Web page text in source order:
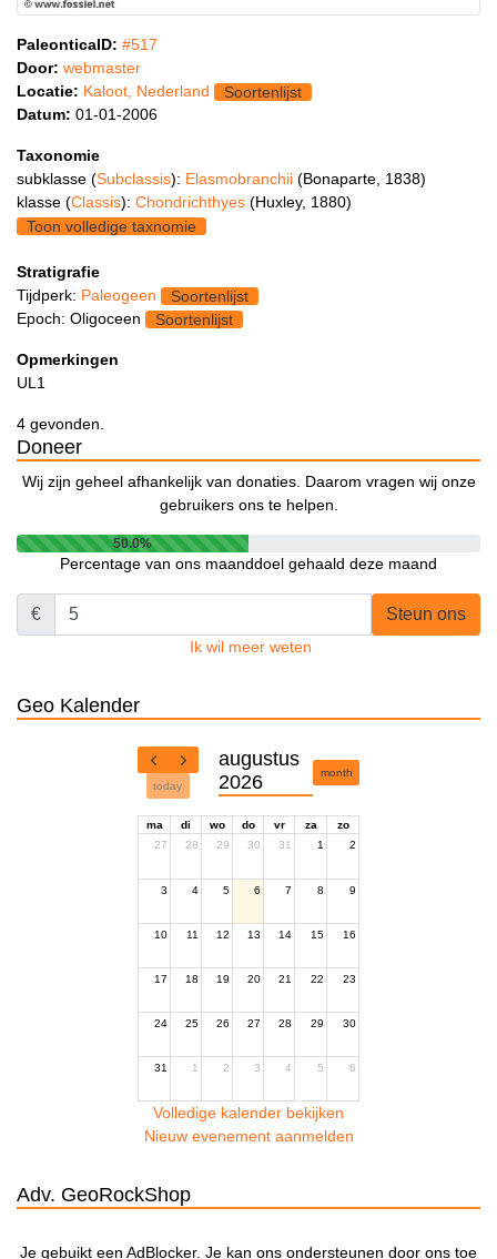
PaleonticaID: #517
Door: webmaster
Locatie: Kaloot, Nederland
Soortenlijst
Datum: 01-01-2006
Taxonomie
subklasse (Subclassis): Elasmobranchii (Bonaparte, 1838)
klasse (Classis): Chondrichthyes (Huxley, 1880)
Toon volledige taxnomie
Stratigrafie
Tijdperk: Paleogeen
Soortenlijst
Epoch: Oligoceen
Soortenlijst
Opmerkingen
UL1
4 gevonden.
Doneer
Wij zijn geheel afhankelijk van donaties. Daarom vragen wij onze
gebruikers ons te helpen.
50.0%
Percentage van ons maanddoel gehaald deze maand
€ Steun ons
Ik wil meer weten
Geo Kalender
today
augustus
2026
month
ma di wo do vr za
zo
27
28 29 30 31 1 2
3 4 5 6 7 8 9
10 11 12 13 14 15 16
17 18 19 20 21 22 23
24 25 26 27 28 29 30
31 1 2 3 4 5 6
Volledige kalender bekijken
Nieuw evenement aanmelden
Adv. GeoRockShop
Je gebuikt een AdBlocker. Je kan ons ondersteunen door ons toe